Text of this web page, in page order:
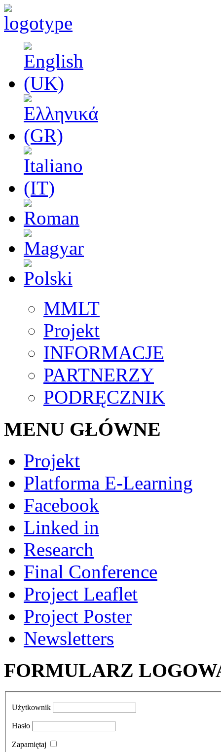
MMLT
Projekt
INFORMACJE
PARTNERZY
PODRĘCZNIK
MENU GŁÓWNE
Projekt
Platforma E-Learning
Facebook
Linked in
Research
Final Conference
Project Leaflet
Project Poster
Newsletters
FORMULARZ
Użytkownik
Hasło
Zapamiętaj